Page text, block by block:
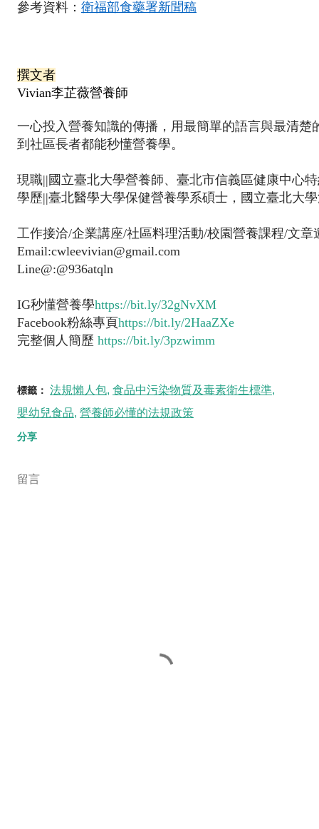
參考資料： 衛福部食藥署新聞稿
撰文者
Vivian李芷薇營養師
一心投入營養知識的傳播，用最簡單的語言與最清楚
到社區長者都能秒懂營養學。
現職||國立臺北大學營養師、臺北市信義區健康中心
學歷||臺北醫學大學保健營養學系碩士，國立臺北大
工作接洽/企業講座/社區料理活動/校園營養課程/文章
Email:cwleevivian@gmail.com
Line@:@936atqln
IG秒懂營養學https://bit.ly/32gNvXM
Facebook粉絲專頁https://bit.ly/2HaaZXe
完整個人簡歷 https://bit.ly/3pzwimm
標籤： 法規懶人包 食品中污染物質及毒素衛生標準
嬰幼兒食品 營養師必懂的法規政策
分享
留言